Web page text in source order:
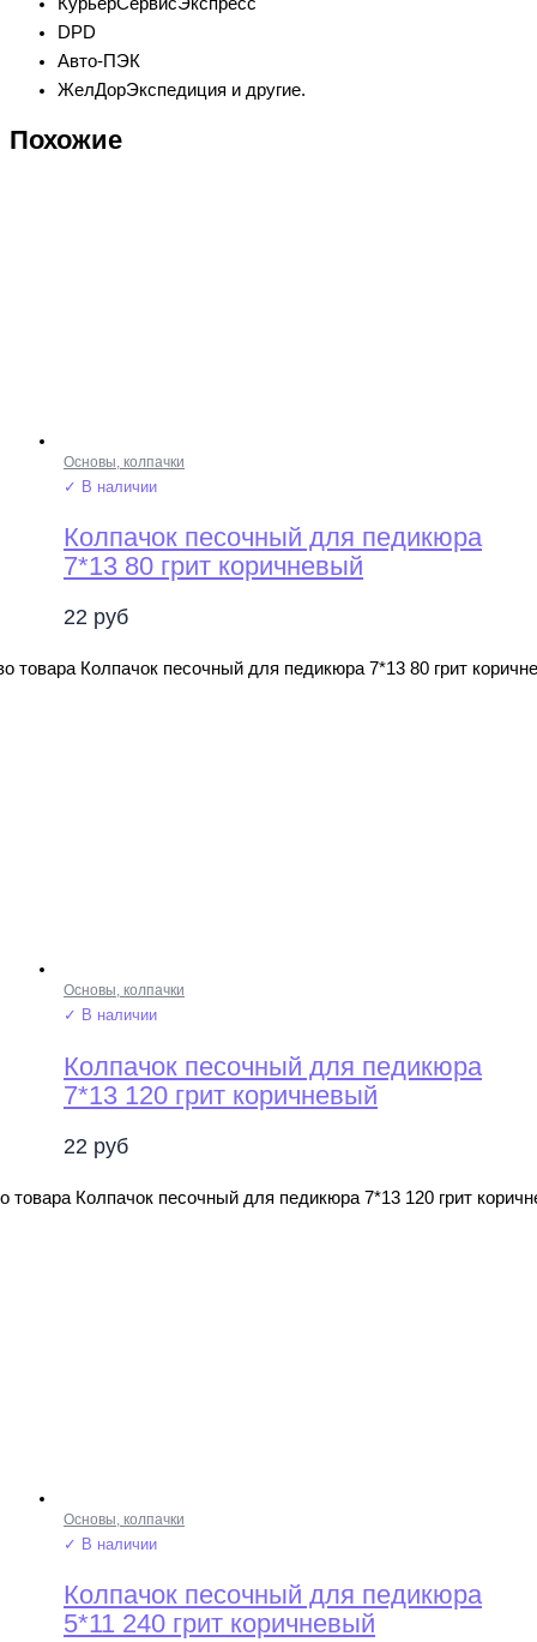
DPD
Авто-ПЭК
ЖелДорЭкспедиция и другие.
Похожие
Основы, колпачки
✓ В наличии
Колпачок песочный для педикюра
7*13 80 грит коричневый
22 руб
товара Колпачок песочный для педикюра 7*13 80 грит
Основы, колпачки
✓ В наличии
Колпачок песочный для педикюра
7*13 120 грит коричневый
22 руб
товара Колпачок песочный для педикюра 7*13 120 грит
Основы, колпачки
✓ В наличии
Колпачок песочный для педикюра
5*11 240 грит коричневый